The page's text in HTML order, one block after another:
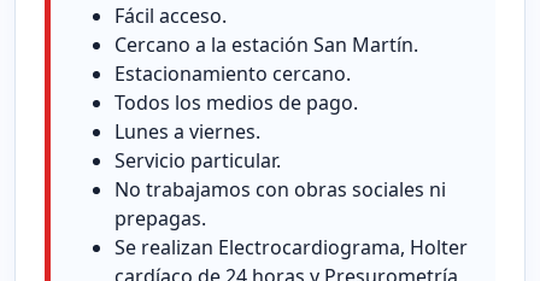
Fácil acceso.
Cercano a la estación San Martín.
Estacionamiento cercano.
Todos los medios de pago.
Lunes a viernes.
Servicio particular.
No trabajamos con obras sociales ni
prepagas.
Se realizan Electrocardiograma, Holter